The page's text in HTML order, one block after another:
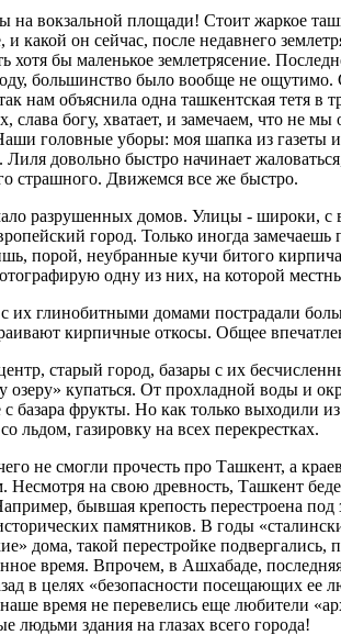
на вокзальной площади! Стоит жаркое
какой он сейчас, после недавнего
хотя бы маленькое землетрясение.
большинство было вообще не ощутимо.
нам объяснила одна ташкентская тетя в
слава богу, хватает, и замечаем, что не
головные уборы: моя шапка из газеты
довольно быстро начинает
страшного. Движемся все же быстро.
разрушенных домов. Улицы - широки,
город. Только иногда
порой, неубранные кучи битого
одну из них, на которой
их глинобитными домами пострадали
кирпичные откосы. Общее
старый город, базары с их
озеру» купаться. От прохладной воды и
базара фрукты. Но как только выходили
льдом, газировку на всех перекрестках.
не смогли прочесть про Ташкент, а
Несмотря на свою древность, Ташкент
бывшая крепость перестроена
памятников. В годы
дома, такой перестройке
время. Впрочем, в Ашхабаде,
в целях «безопасности посещающих ее
время не перевелись еще любители
людьми здания на глазах всего города!